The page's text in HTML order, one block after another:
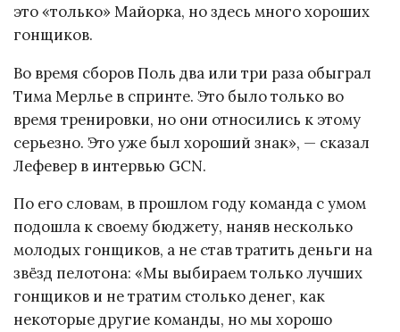
это «только» Майорка, но здесь много хороших
гонщиков.
Во время сборов Поль два или три раза обыграл
Тима Мерлье в спринте. Это было только во
время тренировки, но они относились к этому
серьезно. Это уже был хороший знак», — сказал
Лефевер в интервью GCN.
По его словам, в прошлом году команда с умом
подошла к своему бюджету, наняв несколько
молодых гонщиков, а не став тратить деньги на
звёзд пелотона: «Мы выбираем только лучших
гонщиков и не тратим столько денег, как
некоторые другие команды, но мы хорошо